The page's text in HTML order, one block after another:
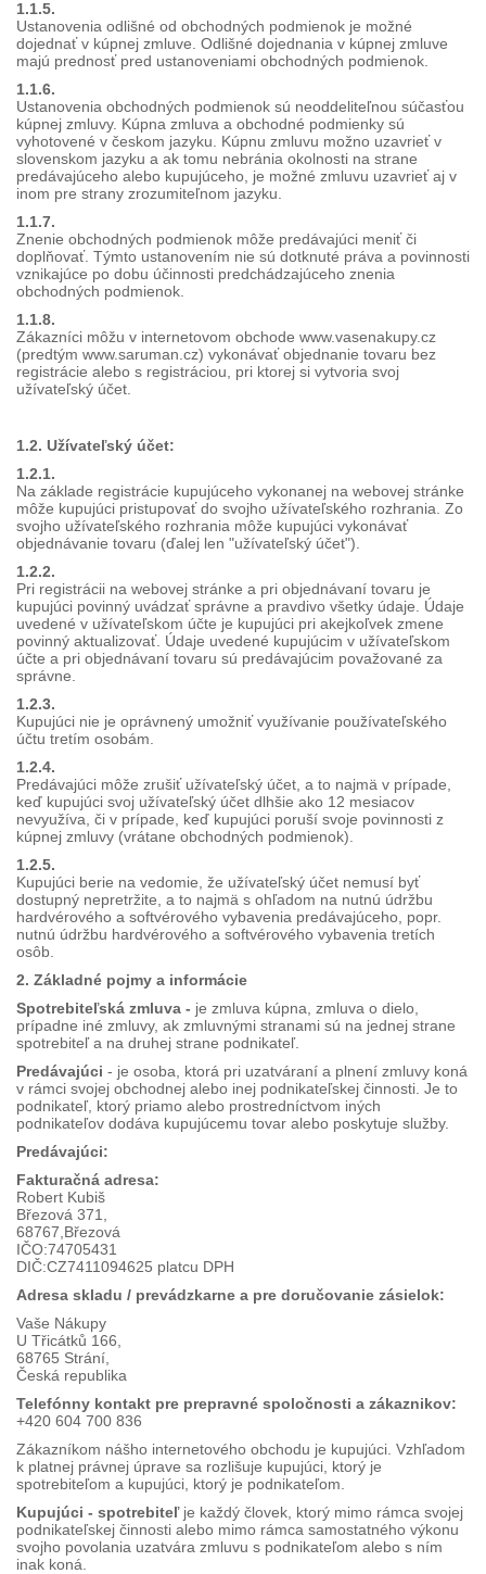
1.1.5.
Ustanovenia odlišné od obchodných podmienok je možné
dojednať v kúpnej zmluve. Odlišné dojednania v kúpnej zmluve
majú prednosť pred ustanoveniami obchodných podmienok.
1.1.6.
Ustanovenia obchodných podmienok sú neoddeliteľnou súčasťou
kúpnej zmluvy. Kúpna zmluva a obchodné podmienky sú
vyhotovené v českom jazyku. Kúpnu zmluvu možno uzavrieť v
slovenskom jazyku a ak tomu nebránia okolnosti na strane
predávajúceho alebo kupujúceho, je možné zmluvu uzavrieť aj v
inom pre strany zrozumiteľnom jazyku.
1.1.7.
Znenie obchodných podmienok môže predávajúci meniť či
doplňovať. Týmto ustanovením nie sú dotknuté práva a povinnosti
vznikajúce po dobu účinnosti predchádzajúceho znenia
obchodných podmienok.
1.1.8.
Zákazníci môžu v internetovom obchode www.vasenakupy.cz
(predtým www.saruman.cz) vykonávať objednanie tovaru bez
registrácie alebo s registráciou, pri ktorej si vytvoria svoj
užívateľský účet.
1.2. Užívateľský účet:
1.2.1.
Na základe registrácie kupujúceho vykonanej na webovej stránke
môže kupujúci pristupovať do svojho užívateľského rozhrania. Zo
svojho užívateľského rozhrania môže kupujúci vykonávať
objednávanie tovaru (ďalej len "užívateľský účet").
1.2.2.
Pri registrácii na webovej stránke a pri objednávaní tovaru je
kupujúci povinný uvádzať správne a pravdivo všetky údaje. Údaje
uvedené v užívateľskom účte je kupujúci pri akejkoľvek zmene
povinný aktualizovať. Údaje uvedené kupujúcim v užívateľskom
účte a pri objednávaní tovaru sú predávajúcim považované za
správne.
1.2.3.
Kupujúci nie je oprávnený umožniť využívanie používateľského
účtu tretím osobám.
1.2.4.
Predávajúci môže zrušiť užívateľský účet, a to najmä v prípade,
keď kupujúci svoj užívateľský účet dlhšie ako 12 mesiacov
nevyužíva, či v prípade, keď kupujúci poruší svoje povinnosti z
kúpnej zmluvy (vrátane obchodných podmienok).
1.2.5.
Kupujúci berie na vedomie, že užívateľský účet nemusí byť
dostupný nepretržite, a to najmä s ohľadom na nutnú údržbu
hardvérového a softvérového vybavenia predávajúceho, popr.
nutnú údržbu hardvérového a softvérového vybavenia tretích
osôb.
2. Základné pojmy a informácie
Spotrebiteľská zmluva - je zmluva kúpna, zmluva o dielo,
prípadne iné zmluvy, ak zmluvnými stranami sú na jednej strane
spotrebiteľ a na druhej strane podnikateľ.
Predávajúci - je osoba, ktorá pri uzatváraní a plnení zmluvy koná
v rámci svojej obchodnej alebo inej podnikateľskej činnosti. Je to
podnikateľ, ktorý priamo alebo prostredníctvom iných
podnikateľov dodáva kupujúcemu tovar alebo poskytuje služby.
Predávajúci:
Fakturačná adresa:
Robert Kubiš
Březová 371,
68767,Březová
IČO:74705431
DIČ:CZ7411094625 platcu DPH
Adresa skladu / prevádzkarne a pre doručovanie zásielok:
Vaše Nákupy
U Třicátků 166,
68765 Strání,
Česká republika
Telefónny kontakt pre prepravné spoločnosti a zákaznikov:
+420 604 700 836
Zákazníkom nášho internetového obchodu je kupujúci. Vzhľadom
k platnej právnej úprave sa rozlišuje kupujúci, ktorý je
spotrebiteľom a kupujúci, ktorý je podnikateľom.
Kupujúci - spotrebiteľ je každý človek, ktorý mimo rámca svojej
podnikateľskej činnosti alebo mimo rámca samostatného výkonu
svojho povolania uzatvára zmluvu s podnikateľom alebo s ním
inak koná.